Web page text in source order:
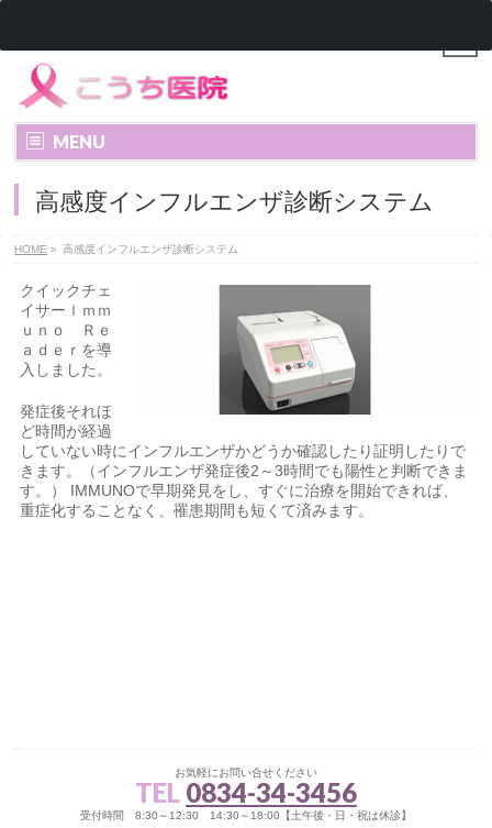
MENU
高感度インフルエンザ診断システム
HOME » 高感度インフルエンザ診断システム
クイックチェ
イサーｌｍｍ
ｕｎｏ Ｒｅ
ａｄｅｒを導
入しました。
発症後それほ
ど時間が経過
していない時にインフルエンザかどうか確認したり証明したりで
きます。（インフルエンザ発症後2～3時間でも陽性と判断できま
す。） IMMUNOで早期発見をし、すぐに治療を開始できれば、
重症化することなく、罹患期間も短くて済みます。
お気軽にお問い合せください
TEL 0834-34-3456
受付時間 8:30～12:30 14:30～18:00【土午後・日・祝は休診】